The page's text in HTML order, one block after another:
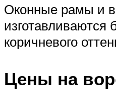
Оконные рамы и
изготавливаются
коричневого
Цены на